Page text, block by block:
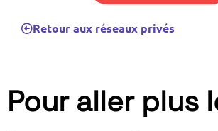
Retour aux réseaux privés
Pour aller plus